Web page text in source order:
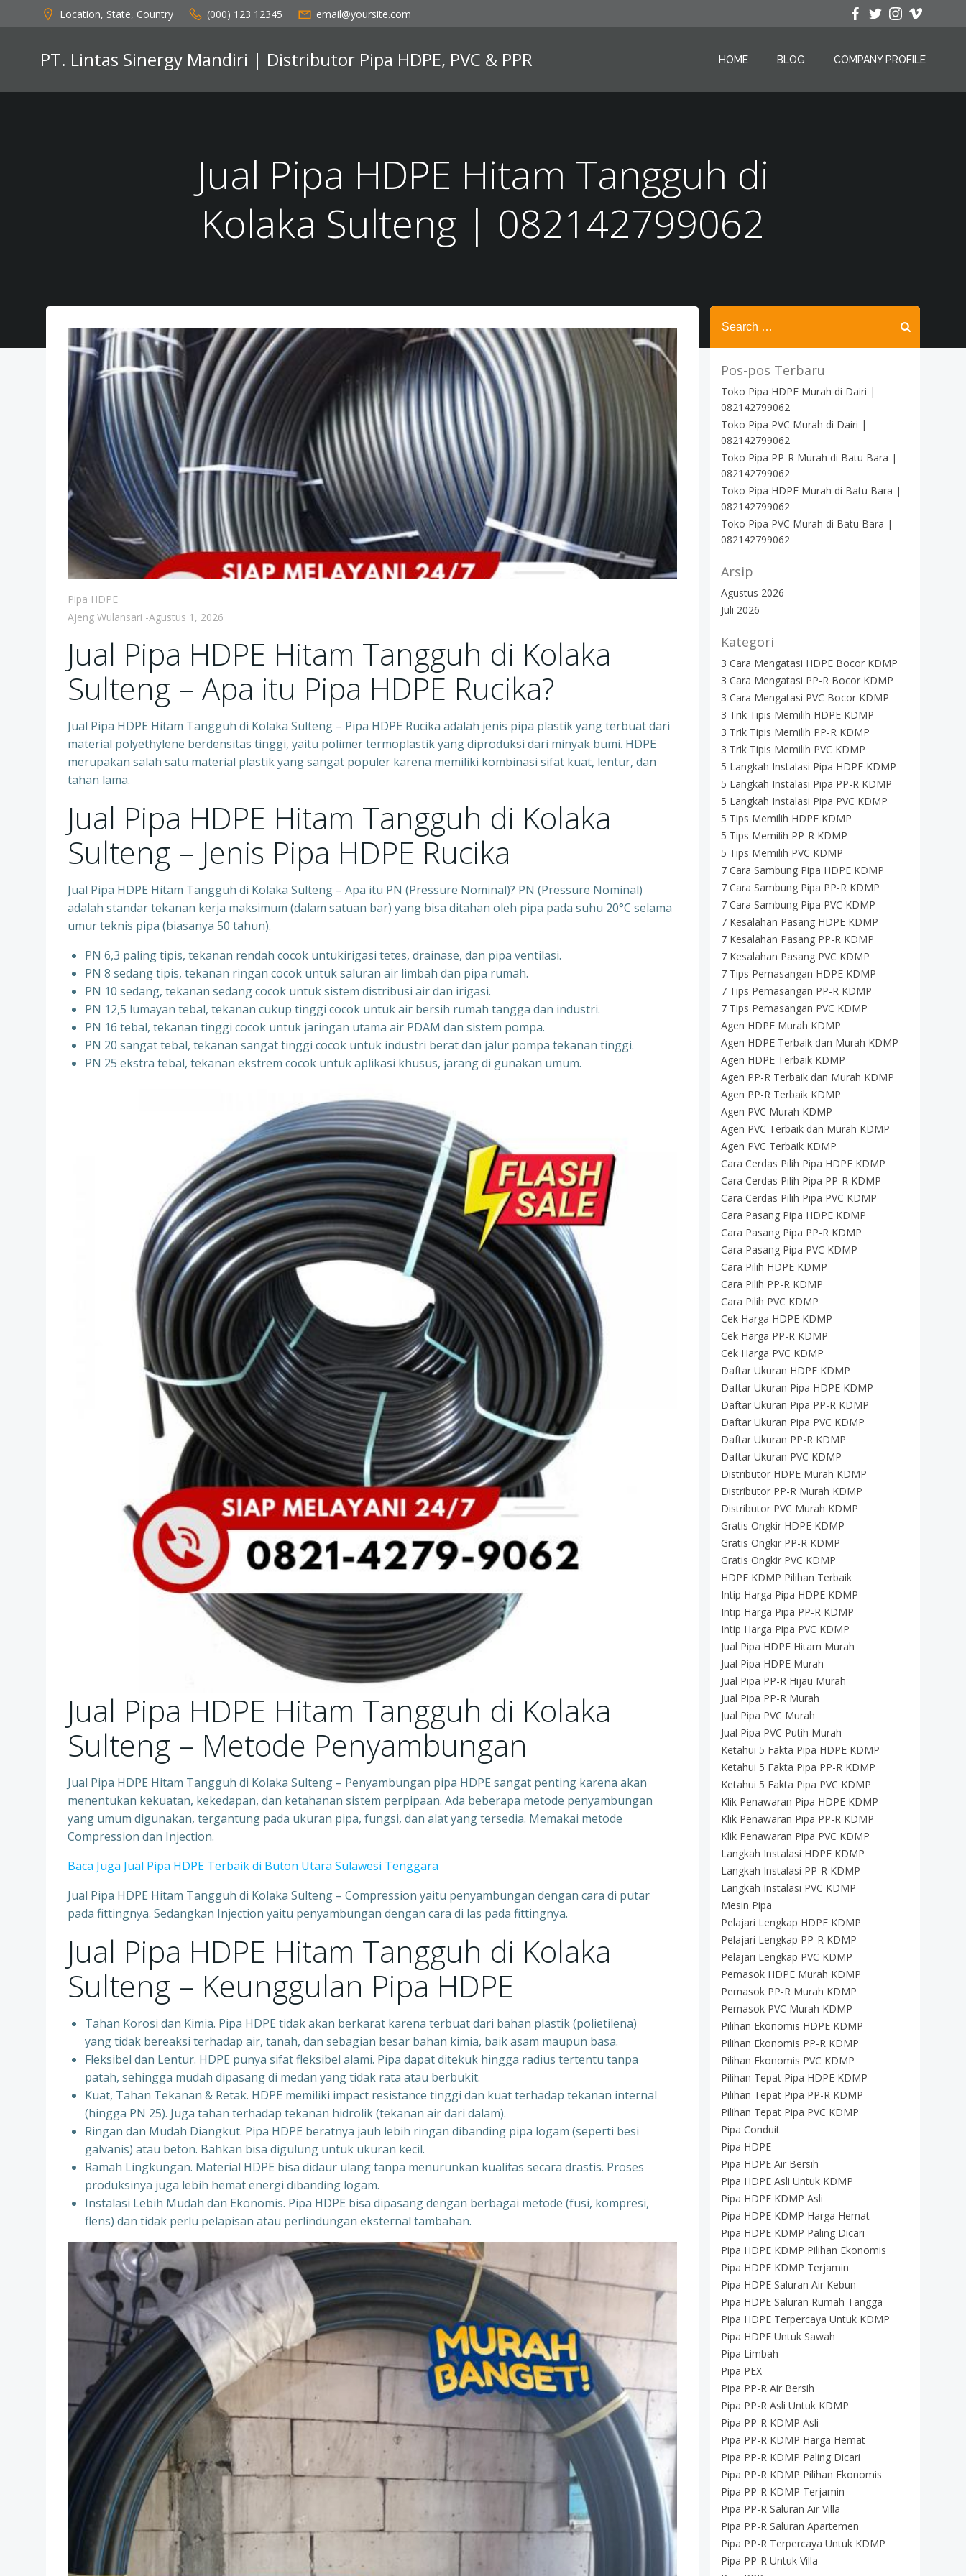
to
Location, State, Country (000) 123 12345 email@yoursite.com
PT. Lintas Sinergy Mandiri | Distributor Pipa HDPE, PVC & PPR HOME BLOG COMPANY PROFILE
Jual Pipa HDPE Hitam Tangguh di
Kolaka Sulteng | 082142799062
Pipa HDPE
Ajeng Wulansari -Agustus 1, 2026
Jual Pipa HDPE Hitam Tangguh di Kolaka
Sulteng – Apa itu Pipa HDPE Rucika?
Jual Pipa HDPE Hitam Tangguh di Kolaka Sulteng – Pipa HDPE Rucika adalah jenis pipa plastik yang terbuat dari
material polyethylene berdensitas tinggi, yaitu polimer termoplastik yang diproduksi dari minyak bumi. HDPE
merupakan salah satu material plastik yang sangat populer karena memiliki kombinasi sifat kuat, lentur, dan
tahan lama.
Jual Pipa HDPE Hitam Tangguh di Kolaka
Sulteng – Jenis Pipa HDPE Rucika
Jual Pipa HDPE Hitam Tangguh di Kolaka Sulteng – Apa itu PN (Pressure Nominal)? PN (Pressure Nominal)
adalah standar tekanan kerja maksimum (dalam satuan bar) yang bisa ditahan oleh pipa pada suhu 20°C selama
umur teknis pipa (biasanya 50 tahun).
PN 6,3 paling tipis, tekanan rendah cocok untukirigasi tetes, drainase, dan pipa ventilasi.
PN 8 sedang tipis, tekanan ringan cocok untuk saluran air limbah dan pipa rumah.
PN 10 sedang, tekanan sedang cocok untuk sistem distribusi air dan irigasi.
PN 12,5 lumayan tebal, tekanan cukup tinggi cocok untuk air bersih rumah tangga dan industri.
PN 16 tebal, tekanan tinggi cocok untuk jaringan utama air PDAM dan sistem pompa.
PN 20 sangat tebal, tekanan sangat tinggi cocok untuk industri berat dan jalur pompa tekanan tinggi.
PN 25 ekstra tebal, tekanan ekstrem cocok untuk aplikasi khusus, jarang di gunakan umum.
Jual Pipa HDPE Hitam Tangguh di Kolaka
Sulteng – Metode Penyambungan
Jual Pipa HDPE Hitam Tangguh di Kolaka Sulteng – Penyambungan pipa HDPE sangat penting karena akan
menentukan kekuatan, kekedapan, dan ketahanan sistem perpipaan. Ada beberapa metode penyambungan
yang umum digunakan, tergantung pada ukuran pipa, fungsi, dan alat yang tersedia. Memakai metode
Compression dan Injection.
Baca Juga Jual Pipa HDPE Terbaik di Buton Utara Sulawesi Tenggara
Jual Pipa HDPE Hitam Tangguh di Kolaka Sulteng – Compression yaitu penyambungan dengan cara di putar
pada fittingnya. Sedangkan Injection yaitu penyambungan dengan cara di las pada fittingnya.
Jual Pipa HDPE Hitam Tangguh di Kolaka
Sulteng – Keunggulan Pipa HDPE
Tahan Korosi dan Kimia. Pipa HDPE tidak akan berkarat karena terbuat dari bahan plastik (polietilena)
yang tidak bereaksi terhadap air, tanah, dan sebagian besar bahan kimia, baik asam maupun basa.
Fleksibel dan Lentur. HDPE punya sifat fleksibel alami. Pipa dapat ditekuk hingga radius tertentu tanpa
patah, sehingga mudah dipasang di medan yang tidak rata atau berbukit.
Kuat, Tahan Tekanan & Retak. HDPE memiliki impact resistance tinggi dan kuat terhadap tekanan internal
(hingga PN 25). Juga tahan terhadap tekanan hidrolik (tekanan air dari dalam).
Ringan dan Mudah Diangkut. Pipa HDPE beratnya jauh lebih ringan dibanding pipa logam (seperti besi
galvanis) atau beton. Bahkan bisa digulung untuk ukuran kecil.
Ramah Lingkungan. Material HDPE bisa didaur ulang tanpa menurunkan kualitas secara drastis. Proses
produksinya juga lebih hemat energi dibanding logam.
Instalasi Lebih Mudah dan Ekonomis. Pipa HDPE bisa dipasang dengan berbagai metode (fusi, kompresi,
flens) dan tidak perlu pelapisan atau perlindungan eksternal tambahan.
Search
for:
Pos-pos Terbaru
Toko Pipa HDPE Murah di Dairi |
082142799062
Toko Pipa PVC Murah di Dairi |
082142799062
Toko Pipa PP-R Murah di Batu Bara |
082142799062
Toko Pipa HDPE Murah di Batu Bara |
082142799062
Toko Pipa PVC Murah di Batu Bara |
082142799062
Arsip
Agustus 2026
Juli 2026
Kategori
3 Cara Mengatasi HDPE Bocor KDMP
3 Cara Mengatasi PP-R Bocor KDMP
3 Cara Mengatasi PVC Bocor KDMP
3 Trik Tipis Memilih HDPE KDMP
3 Trik Tipis Memilih PP-R KDMP
3 Trik Tipis Memilih PVC KDMP
5 Langkah Instalasi Pipa HDPE KDMP
5 Langkah Instalasi Pipa PP-R KDMP
5 Langkah Instalasi Pipa PVC KDMP
5 Tips Memilih HDPE KDMP
5 Tips Memilih PP-R KDMP
5 Tips Memilih PVC KDMP
7 Cara Sambung Pipa HDPE KDMP
7 Cara Sambung Pipa PP-R KDMP
7 Cara Sambung Pipa PVC KDMP
7 Kesalahan Pasang HDPE KDMP
7 Kesalahan Pasang PP-R KDMP
7 Kesalahan Pasang PVC KDMP
7 Tips Pemasangan HDPE KDMP
7 Tips Pemasangan PP-R KDMP
7 Tips Pemasangan PVC KDMP
Agen HDPE Murah KDMP
Agen HDPE Terbaik dan Murah KDMP
Agen HDPE Terbaik KDMP
Agen PP-R Terbaik dan Murah KDMP
Agen PP-R Terbaik KDMP
Agen PVC Murah KDMP
Agen PVC Terbaik dan Murah KDMP
Agen PVC Terbaik KDMP
Cara Cerdas Pilih Pipa HDPE KDMP
Cara Cerdas Pilih Pipa PP-R KDMP
Cara Cerdas Pilih Pipa PVC KDMP
Cara Pasang Pipa HDPE KDMP
Cara Pasang Pipa PP-R KDMP
Cara Pasang Pipa PVC KDMP
Cara Pilih HDPE KDMP
Cara Pilih PP-R KDMP
Cara Pilih PVC KDMP
Cek Harga HDPE KDMP
Cek Harga PP-R KDMP
Cek Harga PVC KDMP
Daftar Ukuran HDPE KDMP
Daftar Ukuran Pipa HDPE KDMP
Daftar Ukuran Pipa PP-R KDMP
Daftar Ukuran Pipa PVC KDMP
Daftar Ukuran PP-R KDMP
Daftar Ukuran PVC KDMP
Distributor HDPE Murah KDMP
Distributor PP-R Murah KDMP
Distributor PVC Murah KDMP
Gratis Ongkir HDPE KDMP
Gratis Ongkir PP-R KDMP
Gratis Ongkir PVC KDMP
HDPE KDMP Pilihan Terbaik
Intip Harga Pipa HDPE KDMP
Intip Harga Pipa PP-R KDMP
Intip Harga Pipa PVC KDMP
Jual Pipa HDPE Hitam Murah
Jual Pipa HDPE Murah
Jual Pipa PP-R Hijau Murah
Jual Pipa PP-R Murah
Jual Pipa PVC Murah
Jual Pipa PVC Putih Murah
Ketahui 5 Fakta Pipa HDPE KDMP
Ketahui 5 Fakta Pipa PP-R KDMP
Ketahui 5 Fakta Pipa PVC KDMP
Klik Penawaran Pipa HDPE KDMP
Klik Penawaran Pipa PP-R KDMP
Klik Penawaran Pipa PVC KDMP
Langkah Instalasi HDPE KDMP
Langkah Instalasi PP-R KDMP
Langkah Instalasi PVC KDMP
Mesin Pipa
Pelajari Lengkap HDPE KDMP
Pelajari Lengkap PP-R KDMP
Pelajari Lengkap PVC KDMP
Pemasok HDPE Murah KDMP
Pemasok PP-R Murah KDMP
Pemasok PVC Murah KDMP
Pilihan Ekonomis HDPE KDMP
Pilihan Ekonomis PP-R KDMP
Pilihan Ekonomis PVC KDMP
Pilihan Tepat Pipa HDPE KDMP
Pilihan Tepat Pipa PP-R KDMP
Pilihan Tepat Pipa PVC KDMP
Pipa Conduit
Pipa HDPE
Pipa HDPE Air Bersih
Pipa HDPE Asli Untuk KDMP
Pipa HDPE KDMP Asli
Pipa HDPE KDMP Harga Hemat
Pipa HDPE KDMP Paling Dicari
Pipa HDPE KDMP Pilihan Ekonomis
Pipa HDPE KDMP Terjamin
Pipa HDPE Saluran Air Kebun
Pipa HDPE Saluran Rumah Tangga
Pipa HDPE Terpercaya Untuk KDMP
Pipa HDPE Untuk Sawah
Pipa Limbah
Pipa PEX
Pipa PP-R Air Bersih
Pipa PP-R Asli Untuk KDMP
Pipa PP-R KDMP Asli
Pipa PP-R KDMP Harga Hemat
Pipa PP-R KDMP Paling Dicari
Pipa PP-R KDMP Pilihan Ekonomis
Pipa PP-R KDMP Terjamin
Pipa PP-R Saluran Air Villa
Pipa PP-R Saluran Apartemen
Pipa PP-R Terpercaya Untuk KDMP
Pipa PP-R Untuk Villa